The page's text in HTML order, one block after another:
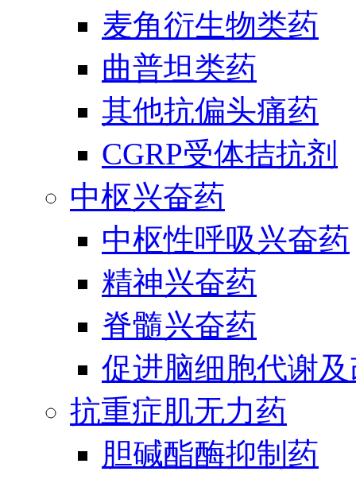
麦角衍生物类药
曲普坦类药
其他抗偏头痛药
CGRP受体拮抗剂
中枢兴奋药
中枢性呼吸兴奋药
精神兴奋药
脊髓兴奋药
促进脑细胞代谢
抗重症肌无力药
胆碱酯酶抑制药